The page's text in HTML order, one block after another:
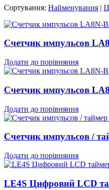
Сортування: Найменування |
Счетчик импульсов
Додати до порівняння
Счетчик импульсов
Додати до порівняння
Счетчик импульсов /
Додати до порівняння
LE4S Цифровий LCD